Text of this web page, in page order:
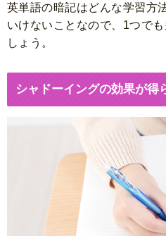
英単語の暗記はどんな学習方
いけないことなので、1つで
しょう。
シャドーイングの効果が得